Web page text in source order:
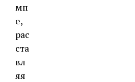
мп
е,
рас
ста
вл
яя